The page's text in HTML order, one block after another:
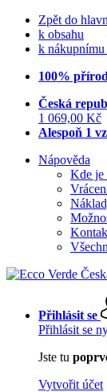
Zpět do
k obsahu
k
100%
Česká
1 069,00 Kč
Alespoň 1
Nápověda
Kde je
Přihlásit se
Přihlásit se
Jste tu
Vytvořit účet